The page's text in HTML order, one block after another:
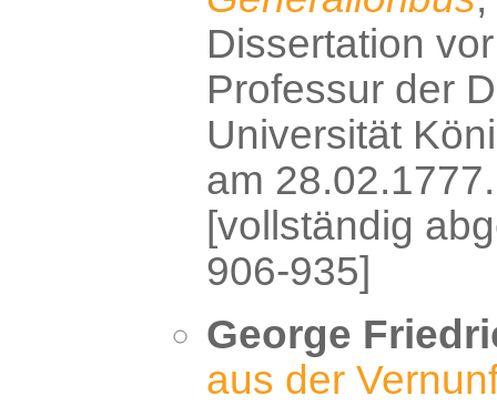
Dissertation
Professur der
Universität
am 28.02.1777.
[vollständig
906-935]
George
aus der